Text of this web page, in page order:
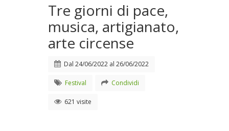
Tre giorni di pace,
musica, artigianato,
arte circense
Dal 24/06/2022 al 26/06/2022
Festival Condividi
621 visite